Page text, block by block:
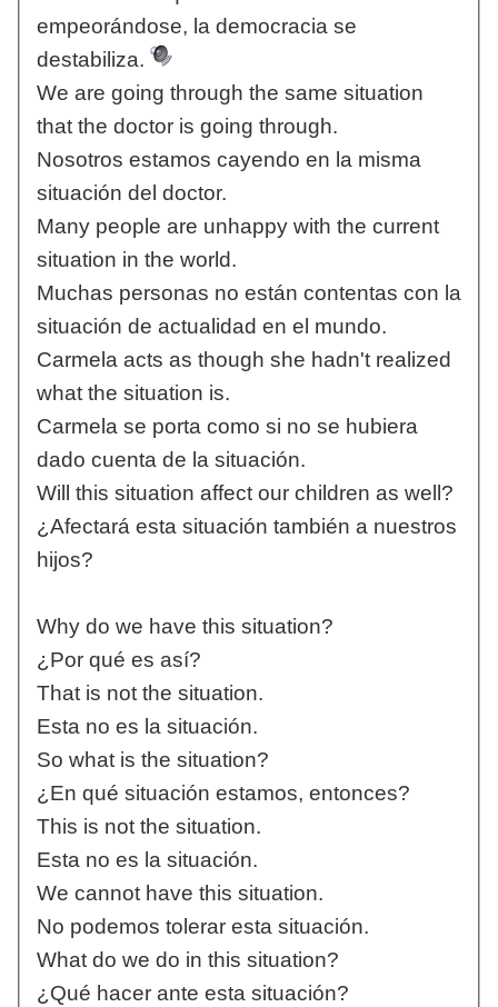
empeorándose, la democracia se
destabiliza.
We are going through the same situation
that the doctor is going through.
Nosotros estamos cayendo en la misma
situación del doctor.
Many people are unhappy with the current
situation in the world.
Muchas personas no están contentas con la
situación de actualidad en el mundo.
Carmela acts as though she hadn't realized
what the situation is.
Carmela se porta como si no se hubiera
dado cuenta de la situación.
Will this situation affect our children as well?
¿Afectará esta situación también a nuestros
hijos?
Why do we have this situation?
¿Por qué es así?
That is not the situation.
Esta no es la situación.
So what is the situation?
¿En qué situación estamos, entonces?
This is not the situation.
Esta no es la situación.
We cannot have this situation.
No podemos tolerar esta situación.
What do we do in this situation?
¿Qué hacer ante esta situación?